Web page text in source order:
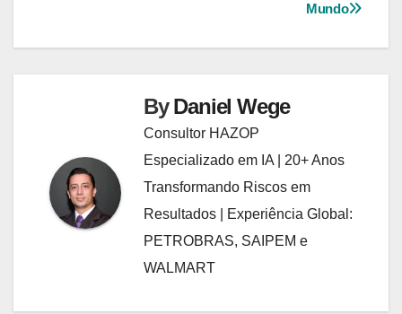
Mundo
ByDaniel Wege
Consultor HAZOP
Especializado em IA | 20+ Anos
Transformando Riscos em
Resultados | Experiência Global:
PETROBRAS, SAIPEM e
WALMART